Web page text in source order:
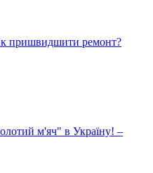
пришвидшити ремонт?
м'яч" в Україну! –